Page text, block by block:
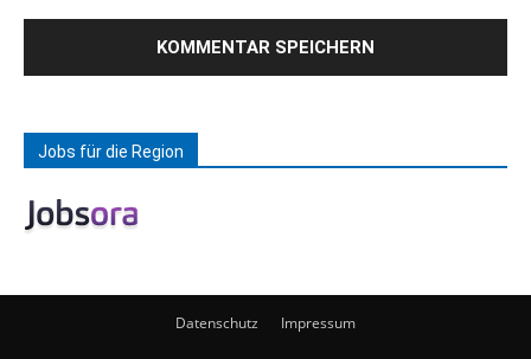
Jobs für die Region
Datenschutz Impressum